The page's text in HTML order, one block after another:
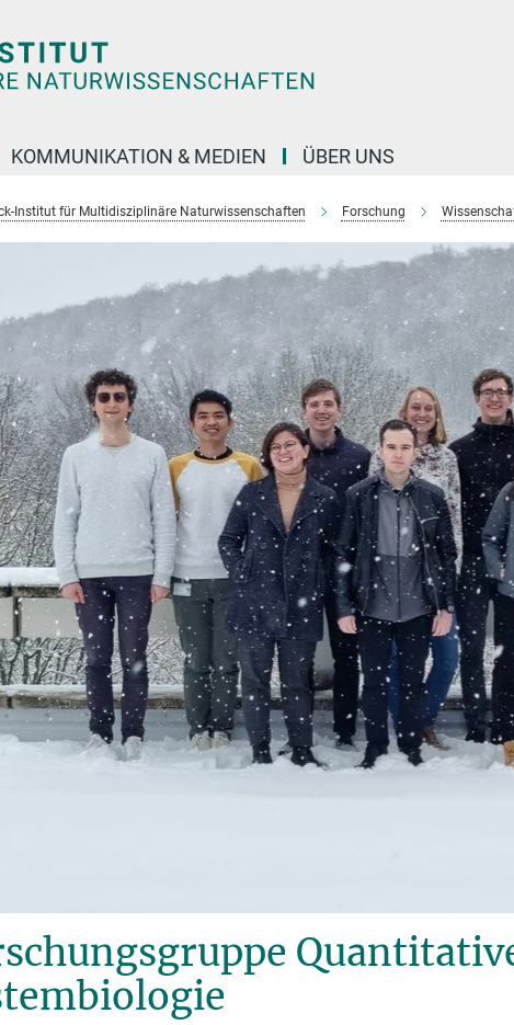
KOMMUNIKATION & MEDIEN ÜBER UNS
Institut für Multidisziplinäre Naturwissenschaften Forschung